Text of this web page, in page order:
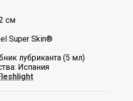
см
Super Skin®
лубриканта (5 мл)
Испания